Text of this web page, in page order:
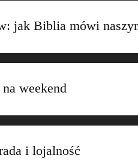
jak Biblia mówi
weekend
i lojalność